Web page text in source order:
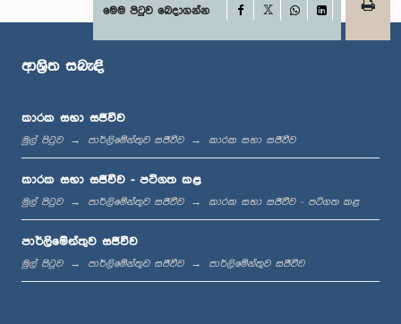
පෙ.ව. 11:24 - පෙ.ව. 11:33
පෙ.ව. 11:46 - ප.ව. 12:01
ප.ව. 12:01 - ප.ව. 12:12
මෙම පිටුව බෙදාගන්න Facebook
WhatsApp
LinkedIn
ආශ්‍රිත සබැඳි
කාරක සභා සජීවීව
මුල් පිටුව පාර්ලිමේන්තුව සජීවීව කාරක සභා සජීවීව
කාරක සභා සජීවීව - පටිගත කළ
මුල් පිටුව පාර්ලිමේන්තුව සජීවීව කාරක සභා සජීවීව - පටිගත කළ
පාර්ලිමේන්තුව සජීවීව
මුල් පිටුව පාර්ලිමේන්තුව සජීවීව පාර්ලිමේන්තුව සජීවීව